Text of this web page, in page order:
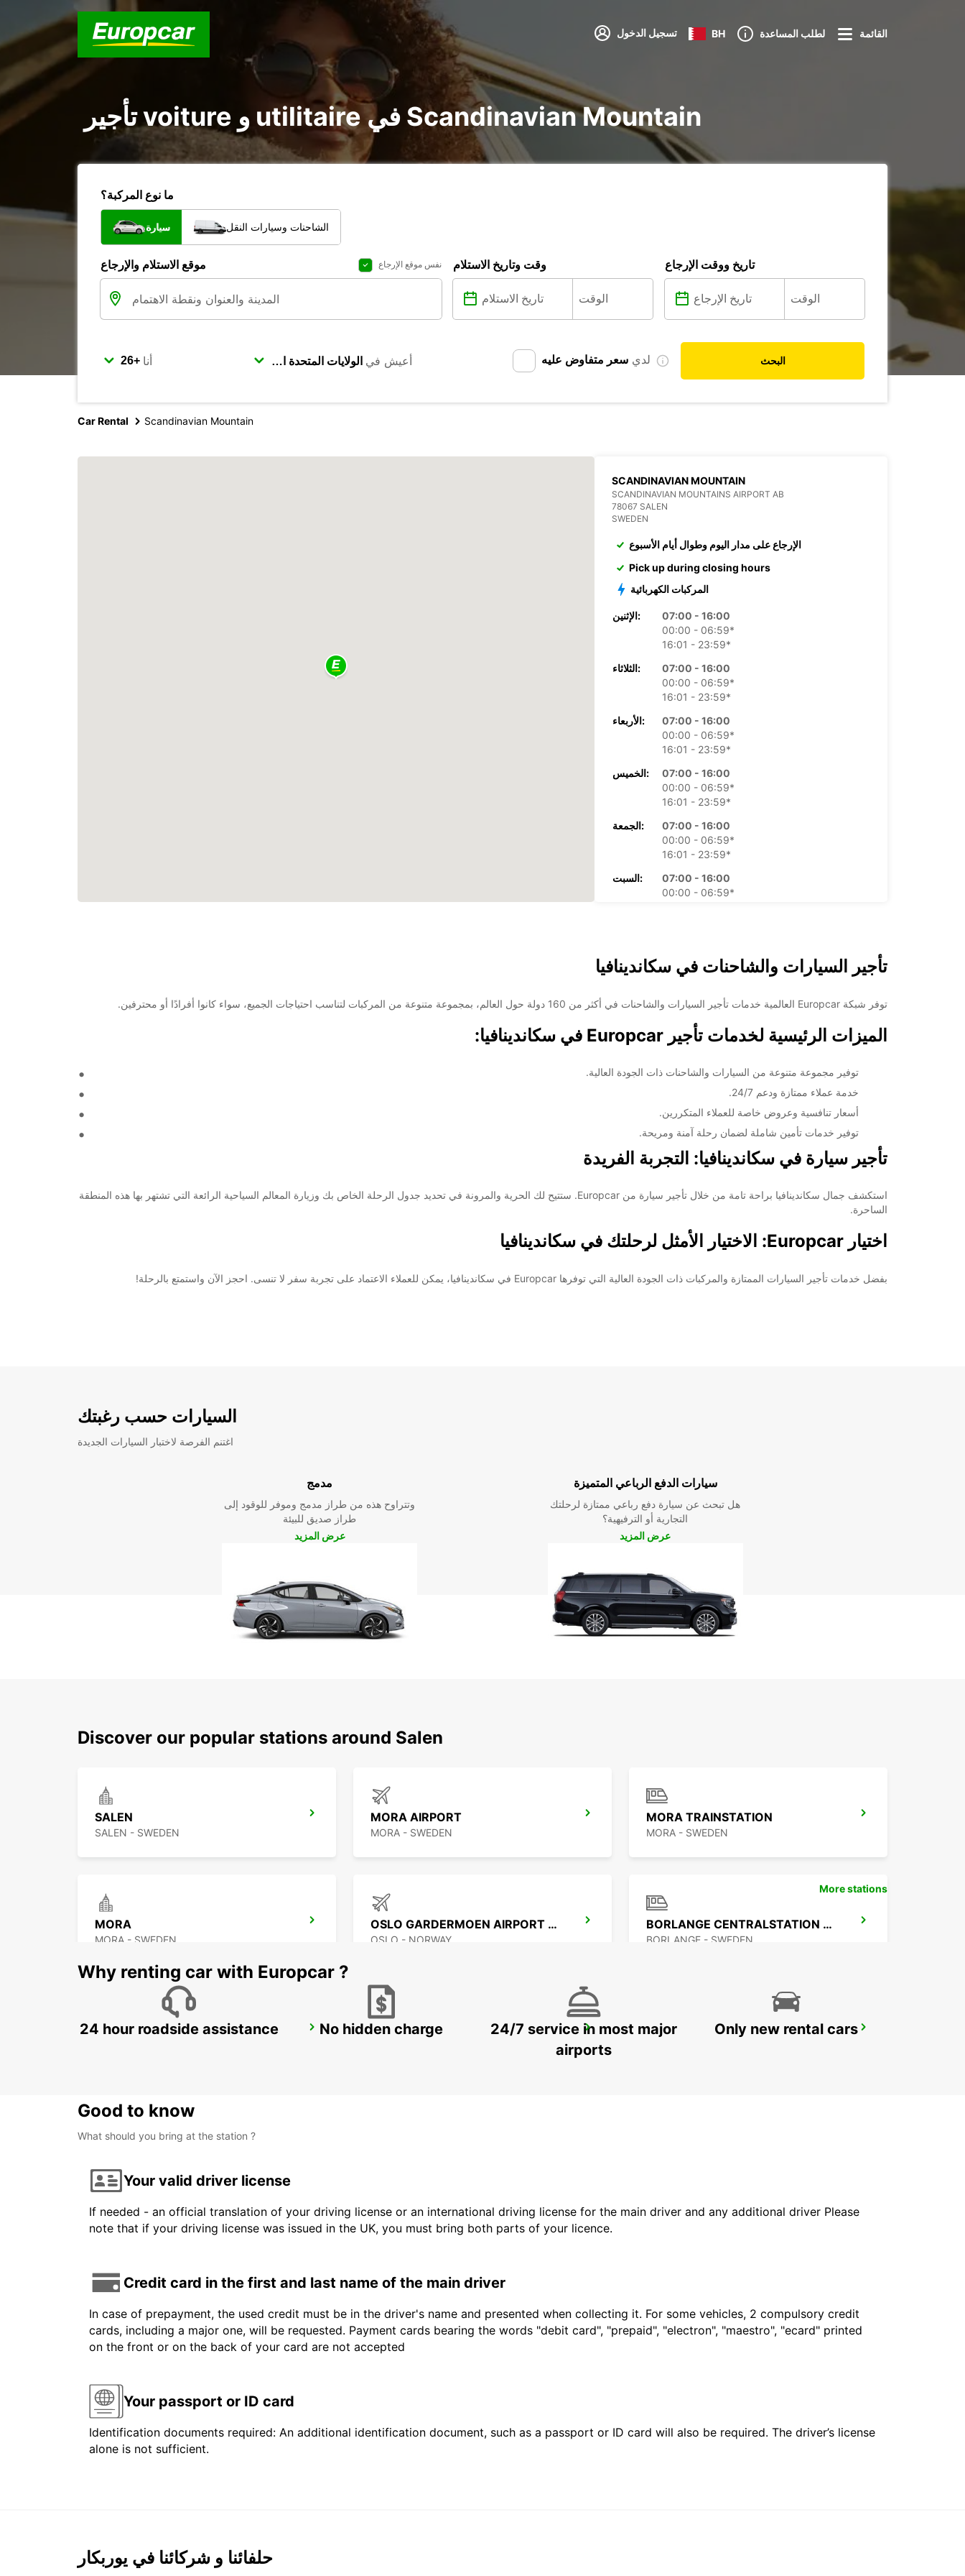
تسجيل الدخول BH لطلب المساعدة القائمة
تأجير voiture و utilitaire في Scandinavian Mountain
ما نوع المركبة؟
سيارة الشاحنات وسيارات النقل
موقع الاستلام والإرجاع نفس موقع الإرجاع وقت وتاريخ الاستلام تاريخ ووقت الإرجاع
أنا أعيش في لدي سعر متفاوض عليه البحث
Car Rental Scandinavian Mountain
SCANDINAVIAN MOUNTAIN
SCANDINAVIAN MOUNTAINS AIRPORT AB
78067 SALEN
SWEDEN
الإرجاع على مدار اليوم وطوال أيام الأسبوع
Pick up during closing hours
المركبات الكهربائية
الإثنين:
07:00 - 16:00
00:00 - 06:59*
16:01 - 23:59*
الثلاثاء:
07:00 - 16:00
00:00 - 06:59*
16:01 - 23:59*
الأربعاء:
07:00 - 16:00
00:00 - 06:59*
16:01 - 23:59*
الخميس:
07:00 - 16:00
00:00 - 06:59*
16:01 - 23:59*
الجمعة:
07:00 - 16:00
00:00 - 06:59*
16:01 - 23:59*
السبت:
07:00 - 16:00
00:00 - 06:59*
16:01 - 23:59*
These opening hours may vary due to public holidays.
+46 (250) 39790
خط سير الرحلة
تأجير السيارات والشاحنات في سكاندينافيا
توفر شبكة Europcar العالمية خدمات تأجير السيارات والشاحنات في أكثر من 160 دولة حول العالم، بمجموعة متنوعة من المركبات لتناسب احتياجات الجميع، سواء كانوا أفرادًا أو محترفين.
الميزات الرئيسية لخدمات تأجير Europcar في سكاندينافيا:
توفير مجموعة متنوعة من السيارات والشاحنات ذات الجودة العالية.
خدمة عملاء ممتازة ودعم 24/7.
أسعار تنافسية وعروض خاصة للعملاء المتكررين.
توفير خدمات تأمين شاملة لضمان رحلة آمنة ومريحة.
تأجير سيارة في سكاندينافيا: التجربة الفريدة
استكشف جمال سكاندينافيا براحة تامة من خلال تأجير سيارة من Europcar. ستتيح لك الحرية والمرونة في تحديد جدول الرحلة الخاص بك وزيارة المعالم السياحية الرائعة التي تشتهر بها هذه المنطقة
الساحرة.
اختيار Europcar: الاختيار الأمثل لرحلتك في سكاندينافيا
بفضل خدمات تأجير السيارات الممتازة والمركبات ذات الجودة العالية التي توفرها Europcar في سكاندينافيا، يمكن للعملاء الاعتماد على تجربة سفر لا تنسى. احجز الآن واستمتع بالرحلة!
السيارات حسب رغبتك
اغتنم الفرصة لاختبار السيارات الجديدة
مدمج
وتتراوح هذه من طراز مدمج وموفر للوقود إلى
طراز صديق للبيئة
عرض المزيد
سيارات الدفع الرباعي المتميزة
هل تبحث عن سيارة دفع رباعي ممتازة لرحلتك
التجارية أو الترفيهية؟
عرض المزيد
Discover our popular stations around Salen
SALEN
SALEN - SWEDEN
MORA AIRPORT
MORA - SWEDEN
MORA TRAINSTATION
MORA - SWEDEN
MORA
MORA - SWEDEN
OSLO GARDERMOEN AIRPORT MEET AND GREET
OSLO - NORWAY
BORLANGE CENTRALSTATION GUSTAF VASA
BORLANGE - SWEDEN
BORLANGE FALUN DELIVERY AND COLLECTION FALUN TRAIN STATION
More stations
Why renting car with Europcar ?
24 hour roadside assistance No hidden charge
24/7 service in most major
airports
Only new rental cars
Good to know
What should you bring at the station ?
Your valid driver license
If needed - an official translation of your driving license or an international driving license for the main driver and any additional driver Please
note that if your driving license was issued in the UK, you must bring both parts of your licence.
Credit card in the first and last name of the main driver
In case of prepayment, the used credit must be in the driver's name and presented when collecting it. For some vehicles, 2 compulsory credit
cards, including a major one, will be requested. Payment cards bearing the words "debit card", "prepaid", "electron", "maestro", "ecard" printed
on the front or on the back of your card are not accepted
Your passport or ID card
Identification documents required: An additional identification document, such as a passport or ID card will also be required. The driver’s license
alone is not sufficient.
حلفائنا و شركائنا في يوربكار